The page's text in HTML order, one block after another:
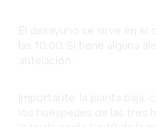
El desayuno se sirve en
las 10:00. Si tiene alguna
antelación.
Importante: la planta baja,
los huéspedes de las tres